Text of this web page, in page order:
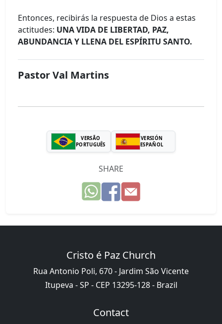
Entonces, recibirás la respuesta de Dios a estas
actitudes: UNA VIDA DE LIBERTAD, PAZ,
ABUNDANCIA Y LLENA DEL ESPÍRITU SANTO.
Pastor Val Martins
VERSÃO
PORTUGUÊS
VERSIÓN
ESPAÑOL
SHARE
Cristo é Paz Church
Rua Antonio Poli, 670 - Jardim São Vicente
Itupeva - SP - CEP 13295-128 - Brazil
Contact